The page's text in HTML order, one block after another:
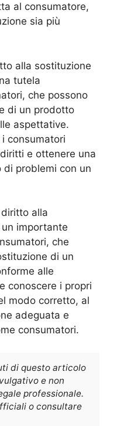
al consumatore,
sia più
alla sostituzione
tutela
che possono
di un prodotto
aspettative.
consumatori
e ottenere una
di problemi con un
alla
importante
che
di un
alle
conoscere i propri
modo corretto, al
adeguata e
consumatori.
di questo articolo
e non
professionale.
o consultare